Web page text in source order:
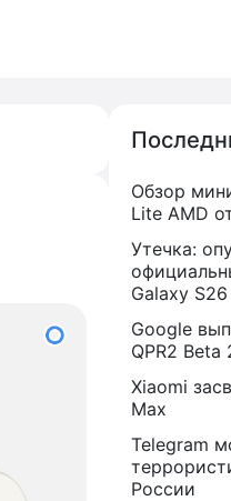
Обзор
Lite AMD
Утечка:
Galaxy S26
Google
QPR2 Beta
Xiaomi
Max
Telegram
России